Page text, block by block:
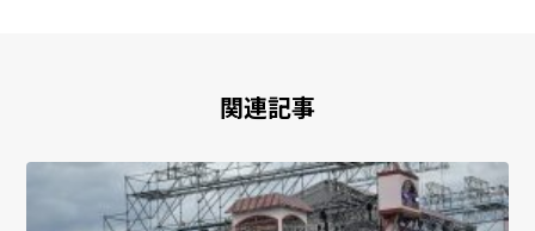
関連記事